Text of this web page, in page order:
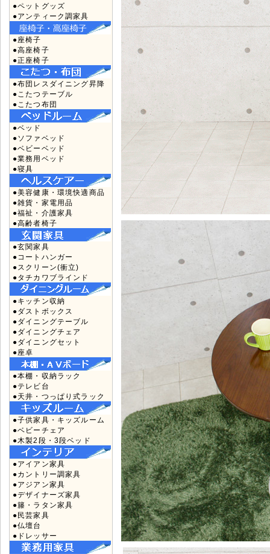
●ペットグッズ
●アンティーク調家具
●座椅子
●高座椅子
●正座椅子
●布団レスダイニング昇降
●こたつテーブル
●こたつ布団
●ベッド
●ソファベッド
●ベビーベッド
●業務用ベッド
●寝具
●美容健康・環境快適商品
●雑貨・家電用品
●福祉・介護家具
●高齢者椅子
●玄関家具
●コートハンガー
●スクリーン(衝立)
●タチカワブラインド
●キッチン収納
●ダストボックス
●ダイニングテーブル
●ダイニングチェア
●ダイニングセット
●座卓
●本棚・収納ラック
●テレビ台
●天井・つっぱり式ラック
●子供家具・キッズルーム
●ベビーチェア
●木製2段・3段ベッド
●アイアン家具
●カントリー調家具
●アジアン家具
●デザイナーズ家具
●籐・ラタン家具
●民芸家具
●仏壇台
●ドレッサー